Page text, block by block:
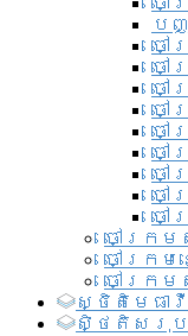
ប
ចៅ
ចៅ
ចៅ
ចៅ
ចៅ
ចៅ
ចៅ
ចៅ
ចៅ
ចៅក្រម
ចៅក្រ
ចៅក្រម
ស្ថិតិមេធាវី
សិ្ថតិសរុបក